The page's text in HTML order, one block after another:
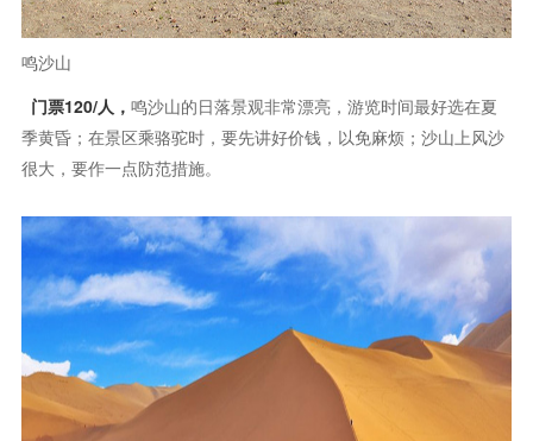
七彩丹霞
门票74元/人，该地貌群与梨园河相映成趣，集神奇的自然和独特
的人文景观于一体，形成很高的旅游观赏价值，令游人顷倒。在临
泽，最具为独特的丹霞地貌景观有七彩霞峡、七彩塔、七彩屏、火
海、七彩练、琉璃峰、七彩瑚、七彩菇、大扇贝11处，登上山顶，
极目远眺，但见山峦、河流、田园、村庄、炊烟，宛如一幅风景名
画，尽收眼底，人行其间，感到精神振奋、心旷神怡。